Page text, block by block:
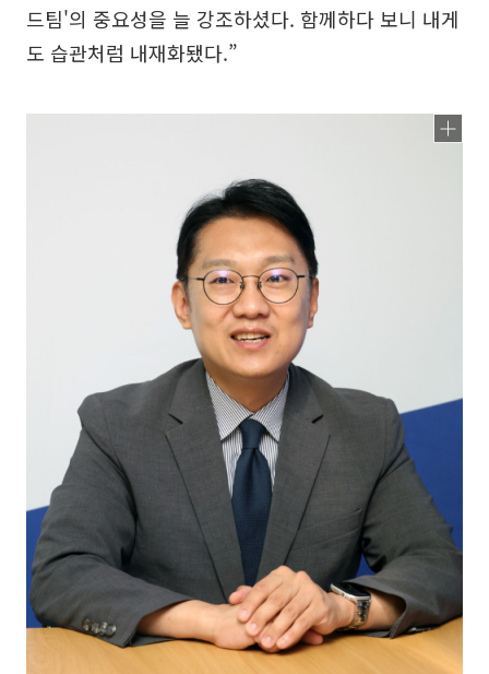
드팀'의 중요성을 늘 강조하셨다. 함께하다 보니 내게
도 습관처럼 내재화됐다.”